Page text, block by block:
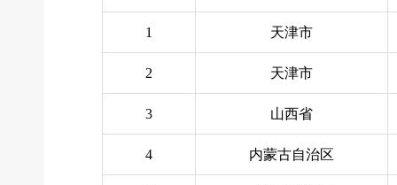
1 天津市
2 天津市
3 山西省
4 内蒙古自治区